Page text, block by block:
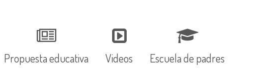
Propuesta educativa Videos Escuela de padres